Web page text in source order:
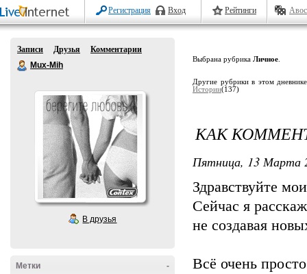
Регистрация Вход Рейтинги
Записи Друзья
Комментарии
Mux-Mih
В друзья
-
Метки
Выбрана рубрика Личное
Другие рубрики в этом
Истории(137)
КАК
Пятница, 13 Марта
Здравствуйте
Сейчас я
не создавая
Всё очень